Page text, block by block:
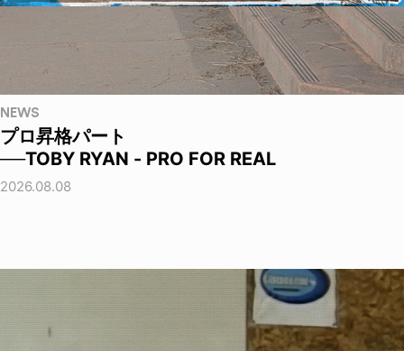
NEWS
プロ昇格パート
──TOBY RYAN - PRO FOR REAL
2026.08.08